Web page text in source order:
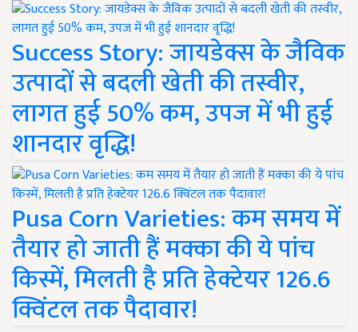
Success Story: जायडेक्स के जैविक
उत्पादों से बदली खेती की तस्वीर,
लागत हुई 50% कम, उपज में भी हुई
शानदार वृद्धि!
Pusa Corn Varieties: कम समय में
तैयार हो जाती हैं मक्का की ये पांच
किस्में, मिलती है प्रति हेक्टेयर 126.6
क्विंटल तक पैदावार!